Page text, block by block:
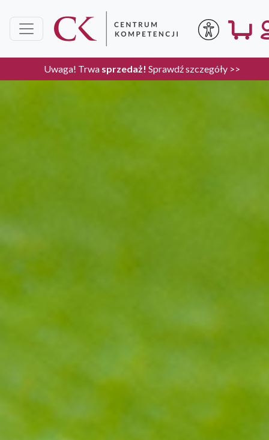
Uwaga! Trwa sprzedaż! Sprawdź szczegóły >>